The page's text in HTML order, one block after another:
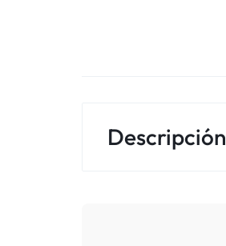
Descripción